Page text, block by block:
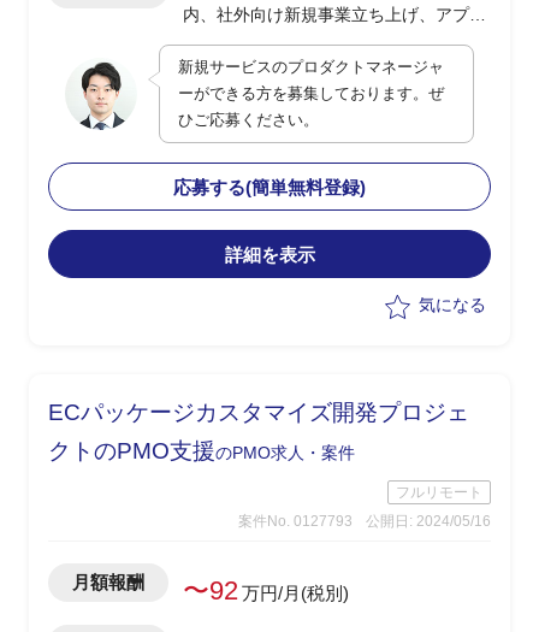
内、社外向け新規事業立ち上げ、アプリ
ケーションサービス開発におけるプロダ
クトマネージャー
・toB、toC向けアプリケーションサービ
スの企画、開発進行、および社内業務部
門におけるAsIsToBe業務プロセス、運用
フローの整理
・26年春のリリースに向けたプロダクト
についてはサービス機能開発は進行して
いるが、サービス全体のグランドデザイ
ン、ビジネススキームのデザインについ
きたい
新規サービスのプロダクトマネージャ
ーができる方を募集しております。ぜ
ひご応募ください。
応募する(簡単無料登録)
詳細を表示
気になる
ECパッケージカスタマイズ開発プロジェ
クトのPMO支援のPMO求人・案件
フルリモート
案件No. 0127793
公開日: 2024/05/16
月額報酬 〜92万円/月(税別)